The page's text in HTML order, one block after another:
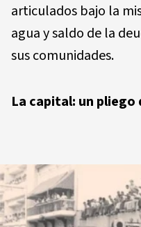
articulados bajo la
agua y saldo de la
sus comunidades.
La capital: un pliego